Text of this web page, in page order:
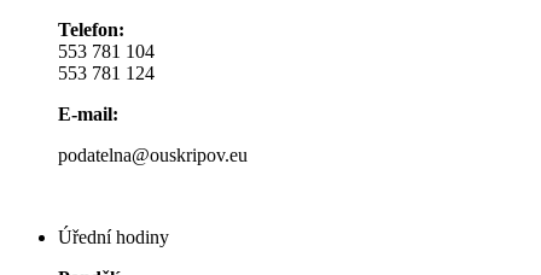
Telefon:
553 781 104
553 781 124
E-mail:
podatelna@ouskripov.eu
Úřední hodiny